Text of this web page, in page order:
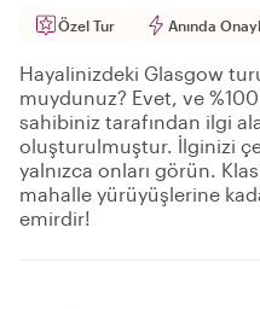
Özel Tur Anında
Hayalinizdeki Glasgow
muydunuz? Evet, ve
sahibiniz tarafından ilgi
oluşturulmuştur. İlginizi
yalnızca onları görün.
mahalle yürüyüşlerine
emirdir!